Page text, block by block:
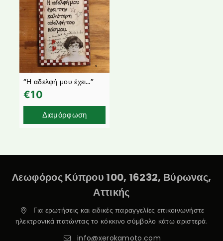
“Η αδελφή μου έχει…”
€10
Διαμόρφωση
Λεωφόρος Κύπρου 100, 16232, Βύρωνας,
Αττικής
Για ερωτήσεις και ειδικές παραγγελίες επικοινωνήστε
ηλεκτρονικά πατώντας το κόκκινο σύμβολο κάτω αριστερά.
info@xerokamoto.com